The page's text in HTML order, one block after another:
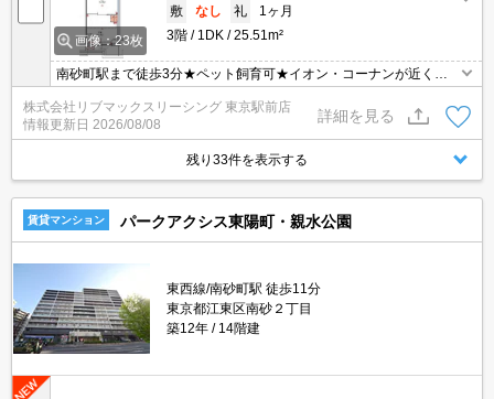
画像：23枚
敷
なし 礼
1ヶ月
3階
1DK 25.51m²
南砂町駅まで徒歩3分★ペット飼育可★イオン・コーナンが近く毎
日のお買い物にも便利★
株式会社リブマックスリーシング 東京駅前店
情報更新日 2026/08/08
詳細を見る
残り33件を表示する
賃貸マンション パークアクシス東陽町・親水公園
東西線/南砂町駅 徒歩11分
東京都江東区南砂２丁目
築12年
14階建